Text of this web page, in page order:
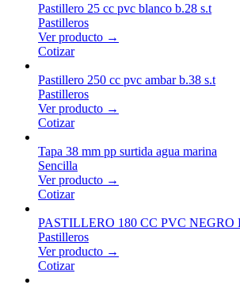
Pastillero 25 cc pvc blanco b.28 s.t
Pastilleros
Ver producto →
Cotizar
Pastillero 250 cc pvc ambar b.38 s.t
Pastilleros
Ver producto →
Cotizar
Tapa 38 mm pp surtida agua marina
Sencilla
Ver producto →
Cotizar
PASTILLERO 180 CC PVC NEGRO
Pastilleros
Ver producto →
Cotizar